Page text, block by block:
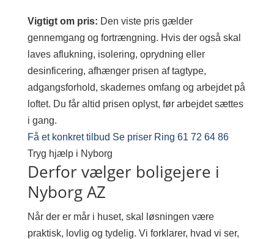
Vigtigt om pris: Den viste pris gælder
gennemgang og fortrængning. Hvis der også skal
laves aflukning, isolering, oprydning eller
desinficering, afhænger prisen af tagtype,
adgangsforhold, skadernes omfang og arbejdet på
loftet. Du får altid prisen oplyst, før arbejdet sættes
i gang.
Få et konkret tilbud Se priser Ring 61 72 64 86
Tryg hjælp i Nyborg
Derfor vælger boligejere i
Nyborg AZ
Når der er mår i huset, skal løsningen være
praktisk, lovlig og tydelig. Vi forklarer, hvad vi ser,